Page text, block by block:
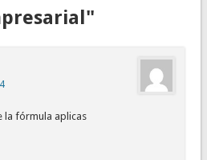
la fórmula aplicas